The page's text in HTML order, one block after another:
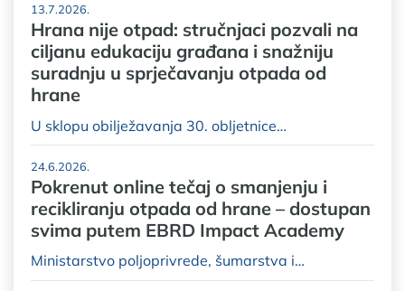
13.7.2026.
Hrana nije otpad: stručnjaci pozvali na
ciljanu edukaciju građana i snažniju
suradnju u sprječavanju otpada od
hrane
U sklopu obilježavanja 30. obljetnice…
24.6.2026.
Pokrenut online tečaj o smanjenju i
recikliranju otpada od hrane – dostupan
svima putem EBRD Impact Academy
Ministarstvo poljoprivrede, šumarstva i…